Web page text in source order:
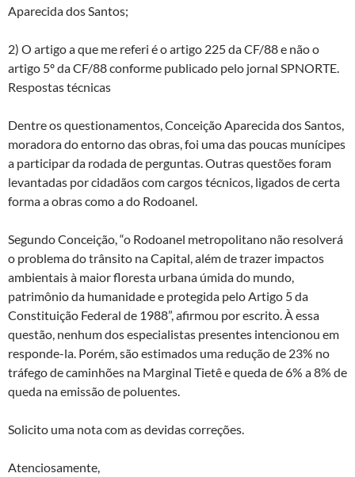
Aparecida dos Santos;
2) O artigo a que me referi é o artigo 225 da CF/88 e não o
artigo 5º da CF/88 conforme publicado pelo jornal SPNORTE.
Respostas técnicas
Dentre os questionamentos, Conceição Aparecida dos Santos,
moradora do entorno das obras, foi uma das poucas munícipes
a participar da rodada de perguntas. Outras questões foram
levantadas por cidadãos com cargos técnicos, ligados de certa
forma a obras como a do Rodoanel.
Segundo Conceição, “o Rodoanel metropolitano não resolverá
o problema do trânsito na Capital, além de trazer impactos
ambientais à maior floresta urbana úmida do mundo,
patrimônio da humanidade e protegida pelo Artigo 5 da
Constituição Federal de 1988”, afirmou por escrito. À essa
questão, nenhum dos especialistas presentes intencionou em
responde-la. Porém, são estimados uma redução de 23% no
tráfego de caminhões na Marginal Tietê e queda de 6% a 8% de
queda na emissão de poluentes.
Solicito uma nota com as devidas correções.
Atenciosamente,